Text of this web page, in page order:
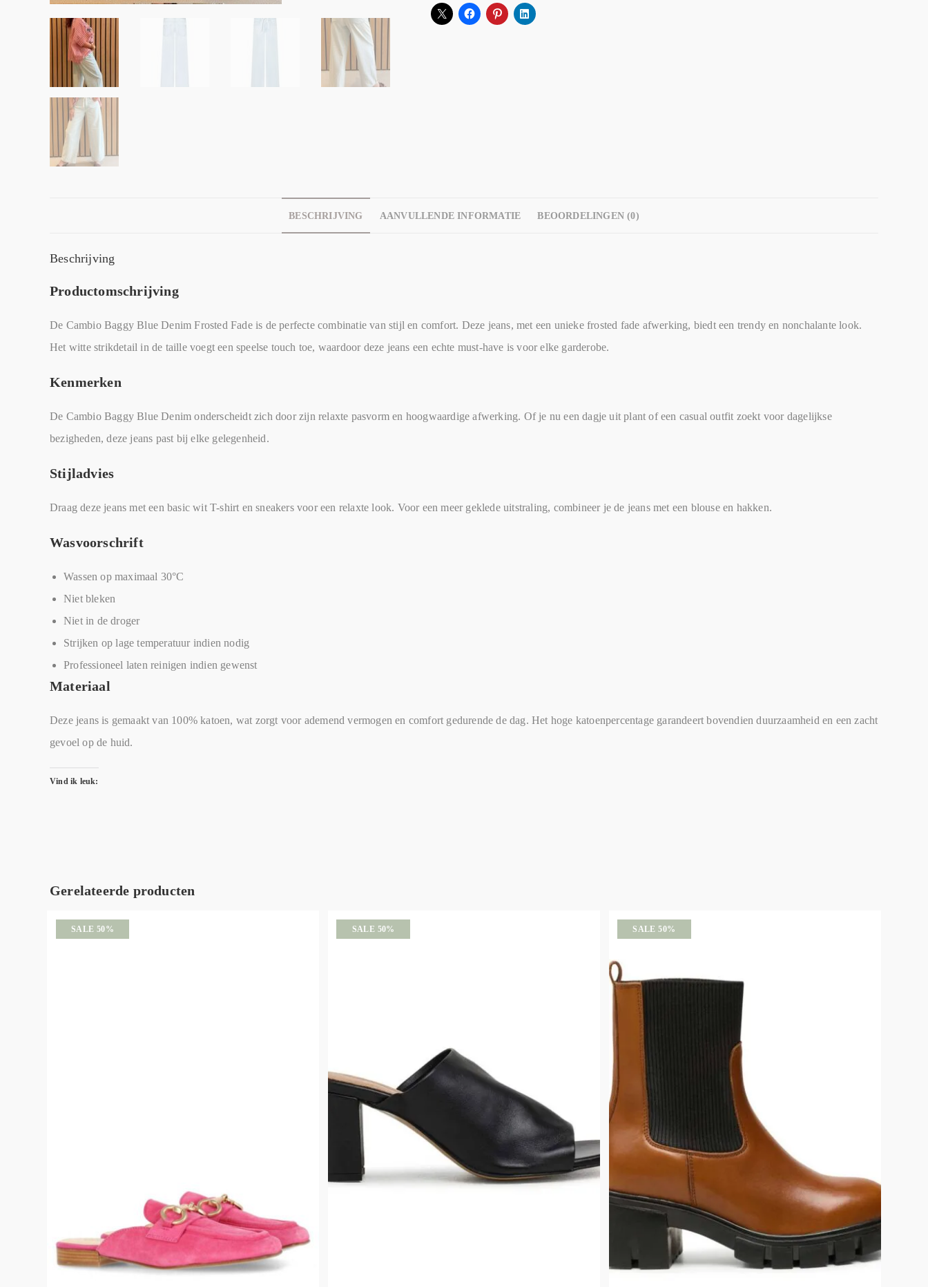
BESCHRIJVING AANVULLENDE INFORMATIE BEOORDELINGEN (0)
Beschrijving
Productomschrijving
De Cambio Baggy Blue Denim Frosted Fade is de perfecte combinatie van stijl en comfort. Deze jeans, met een unieke frosted fade afwerking, biedt een trendy en nonchalante look.
Het witte strikdetail in de taille voegt een speelse touch toe, waardoor deze jeans een echte must-have is voor elke garderobe.
Kenmerken
De Cambio Baggy Blue Denim onderscheidt zich door zijn relaxte pasvorm en hoogwaardige afwerking. Of je nu een dagje uit plant of een casual outfit zoekt voor dagelijkse
bezigheden, deze jeans past bij elke gelegenheid.
Stijladvies
Draag deze jeans met een basic wit T-shirt en sneakers voor een relaxte look. Voor een meer geklede uitstraling, combineer je de jeans met een blouse en hakken.
Wasvoorschrift
Wassen op maximaal 30°C
Niet bleken
Niet in de droger
Strijken op lage temperatuur indien nodig
Professioneel laten reinigen indien gewenst
Materiaal
Deze jeans is gemaakt van 100% katoen, wat zorgt voor ademend vermogen en comfort gedurende de dag. Het hoge katoenpercentage garandeert bovendien duurzaamheid en een zacht
gevoel op de huid.
Vind ik leuk:
Gerelateerde producten
SALE 50% SALE 50% SALE 50%